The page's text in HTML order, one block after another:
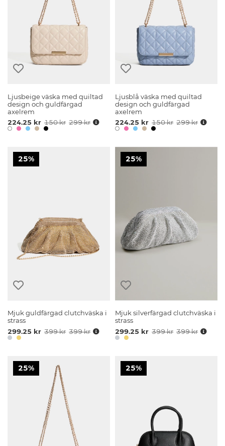
Ljusbeige väska med quiltad
design och guldfärgad
axelrem
224.25 kr 150 kr 299 kr
Ljusblå väska med quiltad
design och guldfärgad
axelrem
224.25 kr 150 kr 299 kr
25%
Mjuk guldfärgad clutchväska i
strass
299.25 kr 399 kr 399 kr
25%
Mjuk silverfärgad clutchväska i
strass
299.25 kr 399 kr 399 kr
25% 25%